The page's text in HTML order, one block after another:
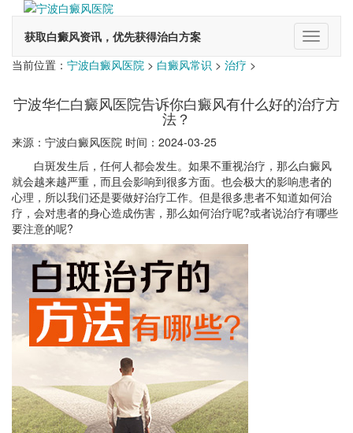
获取白癜风资讯，优先获得治白方案
切
换
当前位置： 宁波白癜风医院 > 白癜风常识 > 治疗 >
宁波华仁白癜风医院告诉你白癜风有什么好的治疗方
法？
来源：宁波白癜风医院 时间：2024-03-25
白斑发生后，任何人都会发生。如果不重视治疗，那么白癜风
就会越来越严重，而且会影响到很多方面。也会极大的影响患者的
心理，所以我们还是要做好治疗工作。但是很多患者不知道如何治
疗，会对患者的身心造成伤害，那么如何治疗呢?或者说治疗有哪些
要注意的呢?